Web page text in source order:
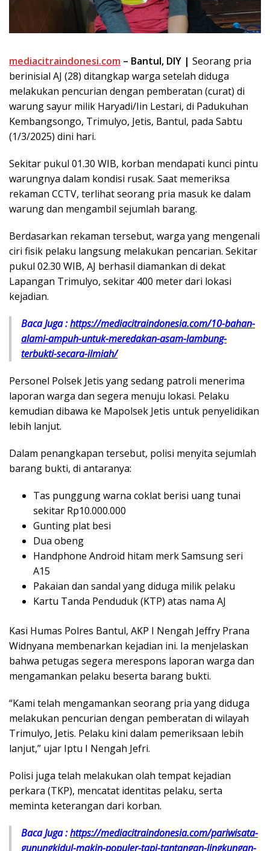
mediacitraindonesi.com – Bantul, DIY | Seorang pria
berinisial AJ (28) ditangkap warga setelah diduga
melakukan pencurian dengan pemberatan (curat) di
warung sayur milik Haryadi/Iin Lestari, di Padukuhan
Kembangsongo, Trimulyo, Jetis, Bantul, pada Sabtu
(1/3/2025) dini hari.
Sekitar pukul 01.30 WIB, korban mendapati kunci pintu
warungnya dalam kondisi rusak. Saat memeriksa
rekaman CCTV, terlihat seorang pria masuk ke dalam
warung dan mengambil sejumlah barang.
Berdasarkan rekaman tersebut, warga yang mengenali
ciri fisik pelaku langsung melakukan pencarian. Sekitar
pukul 02.30 WIB, AJ berhasil diamankan di dekat
Lapangan Trimulyo, sekitar 400 meter dari lokasi
kejadian.
Baca Juga :https://mediacitraindonesia.com/10-bahan-
alami-ampuh-untuk-meredakan-asam-lambung-
terbukti-secara-ilmiah/
Personel Polsek Jetis yang sedang patroli menerima
laporan warga dan segera menuju lokasi. Pelaku
kemudian dibawa ke Mapolsek Jetis untuk penyelidikan
lebih lanjut.
Dalam penangkapan tersebut, polisi menyita sejumlah
barang bukti, di antaranya:
Tas punggung warna coklat berisi uang tunai
sekitar Rp10.000.000
Gunting plat besi
Dua obeng
Handphone Android hitam merk Samsung seri
A15
Pakaian dan sandal yang diduga milik pelaku
Kartu Tanda Penduduk (KTP) atas nama AJ
Kasi Humas Polres Bantul, AKP I Nengah Jeffry Prana
Widnyana membenarkan kejadian ini. Ia menjelaskan
bahwa petugas segera merespons laporan warga dan
mengamankan pelaku beserta barang bukti.
“Kami telah mengamankan seorang pria yang diduga
melakukan pencurian dengan pemberatan di wilayah
Trimulyo, Jetis. Pelaku kini dalam pemeriksaan lebih
lanjut,” ujar Iptu I Nengah Jefri.
Polisi juga telah melakukan olah tempat kejadian
perkara (TKP), mencatat identitas pelaku, serta
meminta keterangan dari korban.
Baca Juga :https://mediacitraindonesia.com/pariwisata-
gunungkidul-makin-populer-tapi-tantangan-lingkungan-